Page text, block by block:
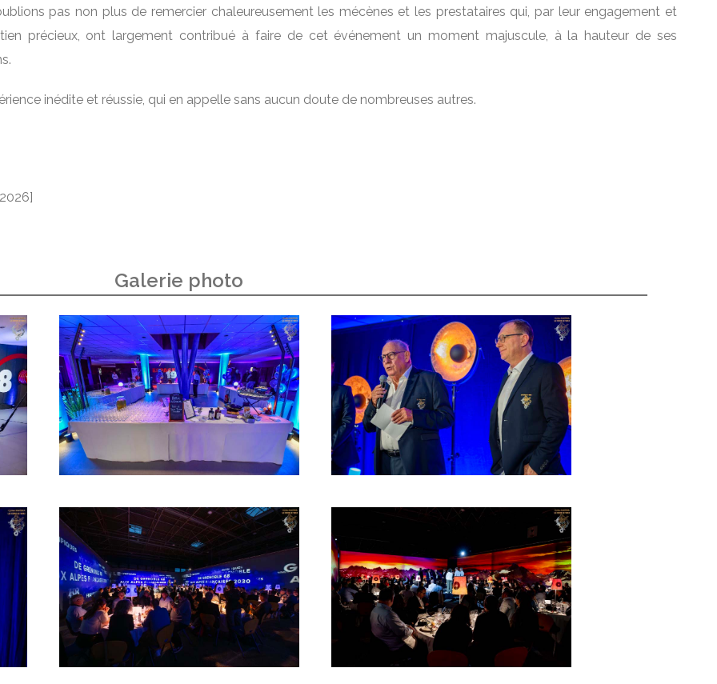
pas non plus de remercier chaleureusement les mécènes et les prestataires qui, par leur engagement et
précieux, ont largement contribué à faire de cet événement un moment majuscule, à la hauteur de ses
inédite et réussie, qui en appelle sans aucun doute de nombreuses autres.